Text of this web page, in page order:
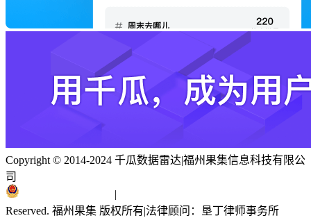
Copyright © 2014-2024 千瓜数据雷达|福州果集信息科技有限公
司
|
Reserved. 福州果集 版权所有|法律顾问：垦丁律师事务所